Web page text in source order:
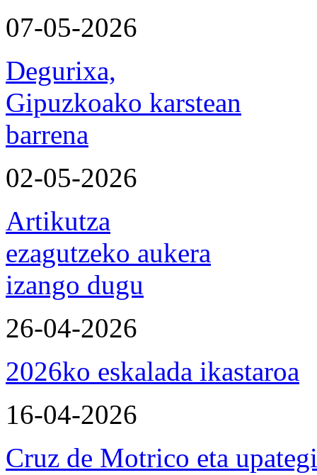
07-05-2026
Degurixa,
Gipuzkoako karstean
barrena
02-05-2026
Artikutza
ezagutzeko aukera
izango dugu
26-04-2026
2026ko eskalada ikastaroa
16-04-2026
Cruz de Motrico eta